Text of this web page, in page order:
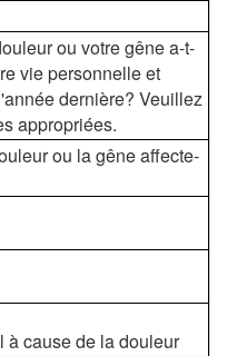
ou votre gêne a-t-
vie personnelle et
dernière? Veuillez
appropriées.
ou la gêne affecte-
à cause de la douleur